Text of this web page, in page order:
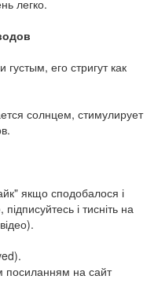
легко.
его стригут как
солнцем, стимулирует
якщо сподобалося і
і тисніть на
посиланням на сайт